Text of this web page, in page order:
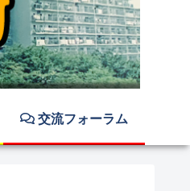
交流フォーラム